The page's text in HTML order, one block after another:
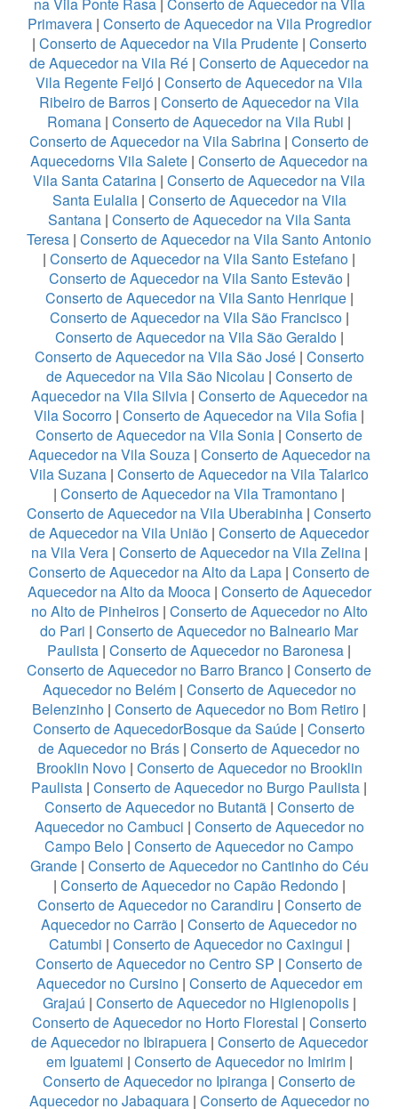
Primavera| Conserto de Aquecedor na Vila Progredior
| Conserto de Aquecedor na Vila Prudente| Conserto
de Aquecedor na Vila Ré | Conserto de Aquecedor na
Vila Regente Feijó | Conserto de Aquecedor na Vila
Ribeiro de Barros | Conserto de Aquecedor na Vila
Romana | Conserto de Aquecedor na Vila Rubi |
Conserto de Aquecedor na Vila Sabrina | Conserto de
Aquecedorns Vila Salete | Conserto de Aquecedor na
Vila Santa Catarina | Conserto de Aquecedor na Vila
Santa Eulalia| Conserto de Aquecedor na Vila
Santana| Conserto de Aquecedor na Vila Santa
Teresa | Conserto de Aquecedor na Vila Santo Antonio
| Conserto de Aquecedor na Vila Santo Estefano |
Conserto de Aquecedor na Vila Santo Estevão|
Conserto de Aquecedor na Vila Santo Henrique|
Conserto de Aquecedor na Vila São Francisco|
Conserto de Aquecedor na Vila São Geraldo|
Conserto de Aquecedor na Vila São José| Conserto
de Aquecedor na Vila São Nicolau | Conserto de
Aquecedor na Vila Silvia| Conserto de Aquecedor na
Vila Socorro | Conserto de Aquecedor na Vila Sofia |
Conserto de Aquecedor na Vila Sonia | Conserto de
Aquecedor na Vila Souza| Conserto de Aquecedor na
Vila Suzana | Conserto de Aquecedor na Vila Talarico
| Conserto de Aquecedor na Vila Tramontano |
Conserto de Aquecedor na Vila Uberabinha | Conserto
de Aquecedor na Vila União | Conserto de Aquecedor
na Vila Vera| Conserto de Aquecedor na Vila Zelina|
Conserto de Aquecedor na Alto da Lapa | Conserto de
Aquecedor na Alto da Mooca| Conserto de Aquecedor
no Alto de Pinheiros| Conserto de Aquecedor no Alto
do Pari | Conserto de Aquecedor no Balneario Mar
Paulista | Conserto de Aquecedor no Baronesa |
Conserto de Aquecedor no Barro Branco | Conserto de
Aquecedor no Belém| Conserto de Aquecedor no
Belenzinho | Conserto de Aquecedor no Bom Retiro |
Conserto de AquecedorBosque da Saúde | Conserto
de Aquecedor no Brás | Conserto de Aquecedor no
Brooklin Novo| Conserto de Aquecedor no Brooklin
Paulista | Conserto de Aquecedor no Burgo Paulista |
Conserto de Aquecedor no Butantã| Conserto de
Aquecedor no Cambuci | Conserto de Aquecedor no
Campo Belo | Conserto de Aquecedor no Campo
Grande| Conserto de Aquecedor no Cantinho do Céu
| Conserto de Aquecedor no Capão Redondo|
Conserto de Aquecedor no Carandiru | Conserto de
Aquecedor no Carrão | Conserto de Aquecedor no
Catumbi | Conserto de Aquecedor no Caxingui |
Conserto de Aquecedor no Centro SP | Conserto de
Aquecedor no Cursino| Conserto de Aquecedor em
Grajaú | Conserto de Aquecedor no Higienopolis|
Conserto de Aquecedor no Horto Florestal | Conserto
de Aquecedor no Ibirapuera| Conserto de Aquecedor
em Iguatemi | Conserto de Aquecedor no Imirim|
Conserto de Aquecedor no Ipiranga | Conserto de
Aquecedor no Jabaquara| Conserto de Aquecedor no